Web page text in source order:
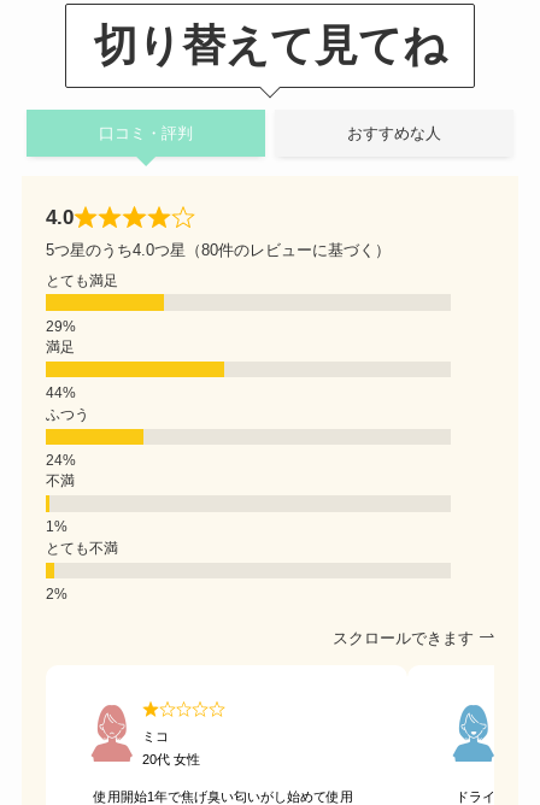
切り替えて見てね
口コミ・評判 おすすめな人
4.0
5つ星のうち4.0つ星（80件のレビューに基づく）
とても満足
満足
ふつう
不満
とても不満
スクロールできます
ミコ
20代 女性
使用開始1年で焦げ臭い匂いがし始めて使用
ドライヤー